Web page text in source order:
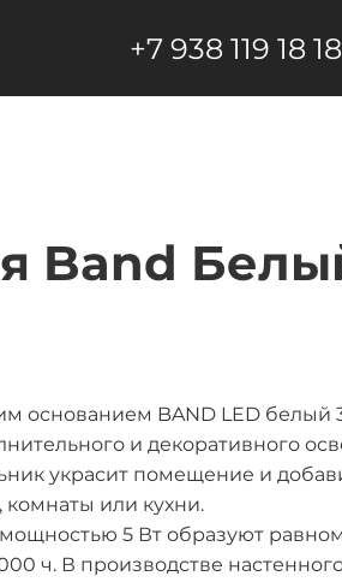
+7 938 119 18 18
Band
основанием BAND LED белый
и декоративного
украсит помещение и
комнаты или кухни.
5 Вт образуют
ч. В производстве